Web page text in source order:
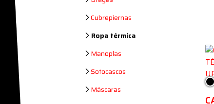
Cubrepiernas
Ropa térmica
Manoplas
Sotocascos
Máscaras